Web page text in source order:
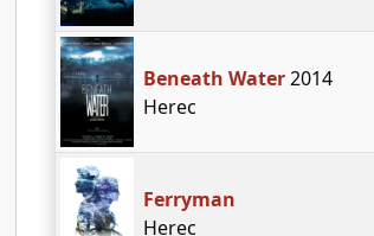
Beneath Water2014
Herec
Ferryman
Herec